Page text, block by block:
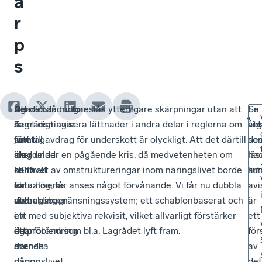
r
p
s
Den
3
juni
meddelad
HFD
en
dom
i
ett
ärende
De
begränsningar
som
idag
kan
aktualiseras
vid
en
ägarförändring
där
Ägarförändringar
i
företag
är
centralt
för
utvecklingen
av
det
svenska
Att det då nu föreslås ytterligare skärpningar utan att
samtidigt avisera lättnader i andra delar i reglerna om
rätt till avdrag för underskott är olyckligt. Att det därtill
sker under en pågående kris, då medvetenheten om
behovet av omstruktureringar inom näringslivet borde
vara hög, får anses något förvånande. Vi får nu dubbla
avdragsbegränsningssystem; ett schablonbaserat och
ett med subjektiva rekvisit, vilket allvarligt förstärker
de problem som bl.a. Lagrådet lyft fram.
En
är
ett
av
Se